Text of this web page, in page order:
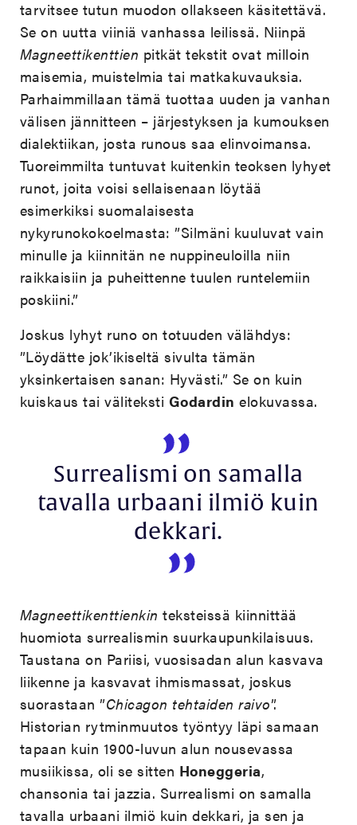
tarvitsee tutun muodon ollakseen käsitettävä.
Se on uutta viiniä vanhassa leilissä. Niinpä
Magneettikenttien pitkät tekstit ovat milloin
maisemia, muistelmia tai matkakuvauksia.
Parhaimmillaan tämä tuottaa uuden ja vanhan
välisen jännitteen – järjestyksen ja kumouksen
dialektiikan, josta runous saa elinvoimansa.
Tuoreimmilta tuntuvat kuitenkin teoksen lyhyet
runot, joita voisi sellaisenaan löytää
esimerkiksi suomalaisesta
nykyrunokokoelmasta: ”Silmäni kuuluvat vain
minulle ja kiinnitän ne nuppineuloilla niin
raikkaisiin ja puheittenne tuulen runtelemiin
poskiini.”
Joskus lyhyt runo on totuuden välähdys:
”Löydätte jok’ikiseltä sivulta tämän
yksinkertaisen sanan: Hyvästi.” Se on kuin
kuiskaus tai väliteksti Godardin elokuvassa.
Surrealismi on samalla
tavalla urbaani ilmiö kuin
dekkari.
Magneettikenttienkinteksteissä kiinnittää
huomiota surrealismin suurkaupunkilaisuus.
Taustana on Pariisi, vuosisadan alun kasvava
liikenne ja kasvavat ihmismassat, joskus
suorastaan ”Chicagon tehtaiden raivo”.
Historian rytminmuutos työntyy läpi samaan
tapaan kuin 1900-luvun alun nousevassa
musiikissa, oli se sitten Honeggeria,
chansonia tai jazzia. Surrealismi on samalla
tavalla urbaani ilmiö kuin dekkari, ja sen ja